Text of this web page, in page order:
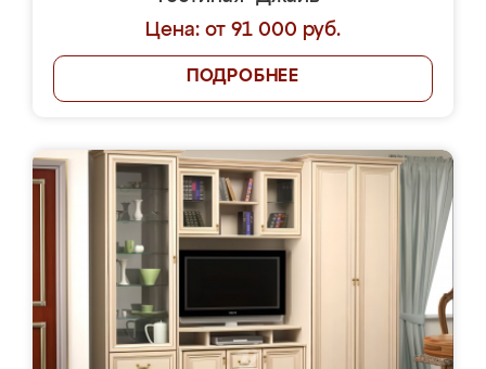
Цена: от 91 000 руб.
ПОДРОБНЕЕ